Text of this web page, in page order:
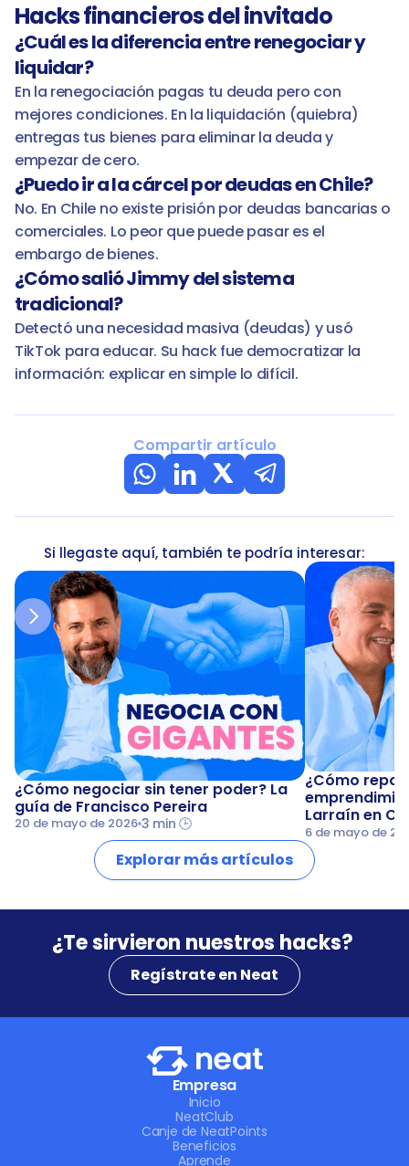
Hacks financieros del invitado
¿Cuál es la diferencia entre renegociar y
liquidar?
En la renegociación pagas tu deuda pero con
mejores condiciones. En la liquidación (quiebra)
entregas tus bienes para eliminar la deuda y
empezar de cero.
¿Puedo ir a la cárcel por deudas en Chile?
No. En Chile no existe prisión por deudas bancarias o
comerciales. Lo peor que puede pasar es el
embargo de bienes.
¿Cómo salió Jimmy del sistema
tradicional?
Detectó una necesidad masiva (deudas) y usó
TikTok para educar. Su hack fue democratizar la
información: explicar en simple lo difícil.
Compartir artículo
Si llegaste aquí, también te podría interesar:
¿Cómo negociar sin tener poder? La
guía de Francisco Pereira
20 de mayo de 2026 3 min 🕒
¿Cómo
Larraín en
6 de mayo de
Explorar más artículos
¿Te sirvieron nuestros hacks?
Regístrate en Neat
Empresa
Inicio
NeatClub
Canje de NeatPoints
Beneficios
Aprende